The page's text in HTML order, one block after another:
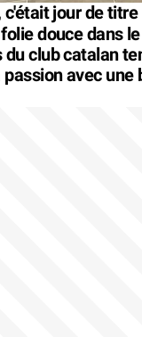
c'était jour de
douce dans
club catalan
avec une